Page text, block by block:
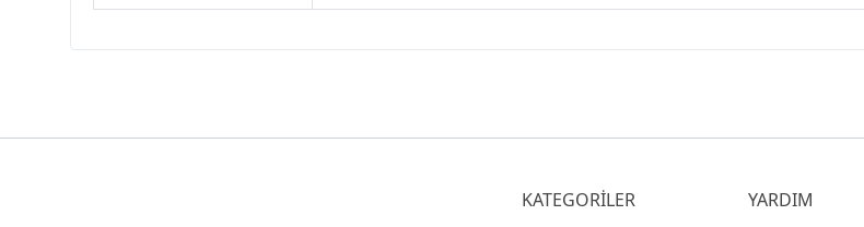
KATEGORİLER YARDIM